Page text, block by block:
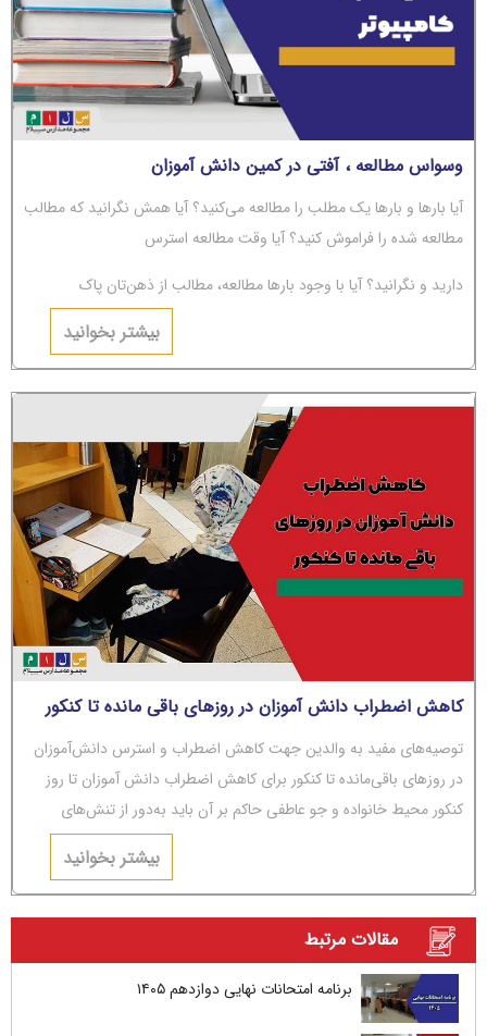
وسواس مطالعه ، آفتی در کمین دانش آموزان
آیا بارها و بارها یک مطلب را مطالعه می‌کنید؟ آیا همش نگرانید که مطالب
مطالعه شده را فراموش کنید؟ آیا وقت مطالعه استرس
دارید و نگرانید؟ آیا با وجود بارها مطالعه، مطالب از ذهن‌تان پاک
می‌شوند؟ اگر جواب‌تان مثبت است، باید بگوییم شما دچار
بیشتر بخوانید
کاهش اضطراب دانش آموزان در روزهای باقی مانده تا کنکور
توصیه‌های مفید به والدین جهت کاهش اضطراب و استرس دانش‌آموزان
در روزهای باقی‌مانده تا کنکور برای کاهش اضطراب دانش آموزان تا روز
کنکور محیط خانواده و جو عاطفی حاکم بر آن باید به‌دور از تنش‌های
بیشتر بخوانید
مقالات مرتبط
برنامه امتحانات نهایی دوازدهم ۱۴۰۵